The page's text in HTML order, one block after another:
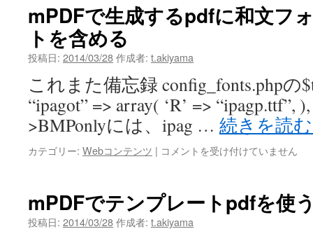
mPDFで生成するpdfに和文フ
トを含める
投稿日: 2014/03/28作成者: t.akiyama
これまた備忘録 config_fonts.phpの
“ipagot” => array( ‘R’ => “ipagp.ttf”,
>BMPonlyには、ipag … 続きを読
カテゴリー: Webコンテンツ | mPDF
成
す
る
コメントを受け付けていません
mPDFでテンプレートpdfを使
投稿日: 2014/03/28作成者: t.akiyama